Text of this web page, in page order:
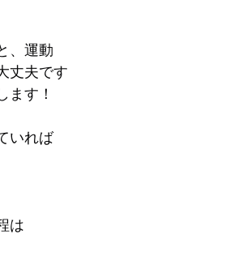
、運動
丈夫です
ます！
いれば
は